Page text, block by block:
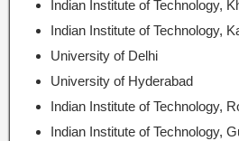
Indian Institute of Technology,
Indian Institute of Technology,
University of Delhi
University of Hyderabad
Indian Institute of Technology,
Indian Institute of Technology,